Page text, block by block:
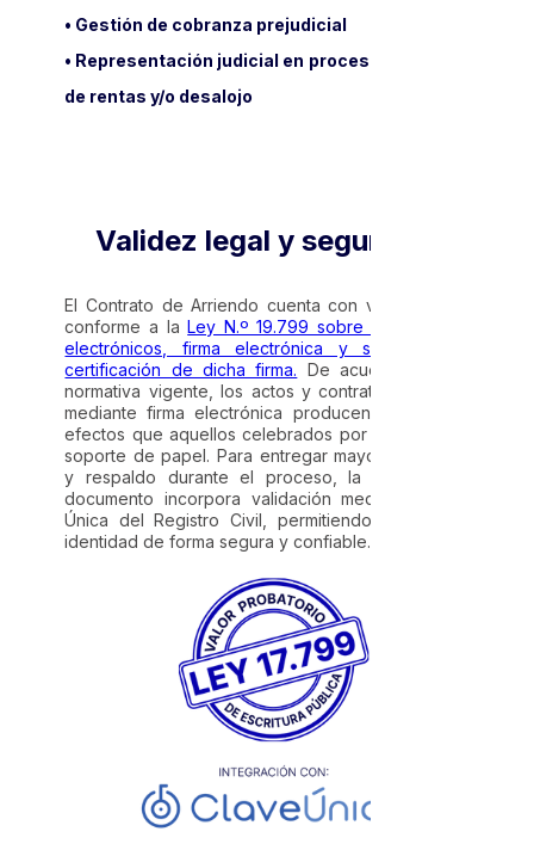
• Gestión de cobranza prejudicial
• Representación judicial en procesos de cobro
de rentas y/o desalojo
Validez legal y seguridad
El Contrato de Arriendo cuenta con validez legal
conforme a laLey N.º 19.799 sobre documentos
electrónicos, firma electrónica y servicios de
certificación de dicha firma. De acuerdo con la
normativa vigente, los actos y contratos suscritos
mediante firma electrónica producen los mismos
efectos que aquellos celebrados por escrito y en
soporte de papel. Para entregar mayor seguridad
y respaldo durante el proceso, la emisión del
documento incorpora validación mediante Clave
Única del Registro Civil, permitiendo verificar la
identidad de forma segura y confiable.